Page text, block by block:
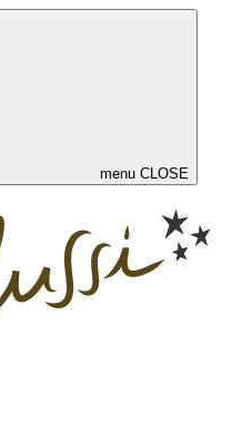
menu CLOSE